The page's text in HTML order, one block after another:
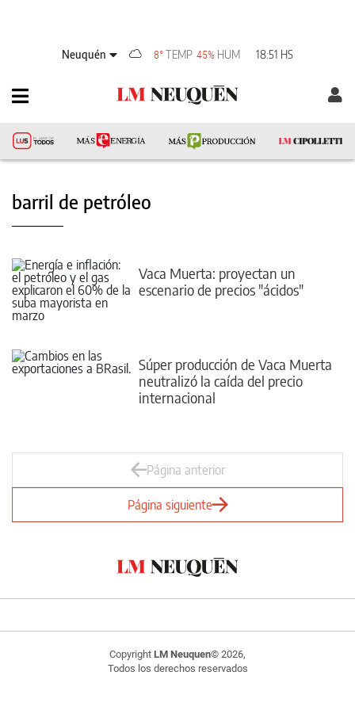
Neuquén 8°TEMP 45% HUM 18:51 HS
barril de petróleo
Vaca Muerta: proyectan un
escenario de precios "ácidos"
Súper producción de Vaca Muerta
neutralizó la caída del precio
internacional
Página anterior
Página siguiente
Copyright LM Neuquen© 2026,
Todos los derechos reservados